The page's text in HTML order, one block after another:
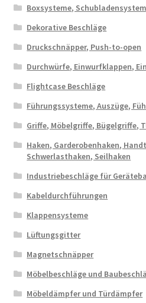
Boxsysteme,
Dekorative Beschläge
Druckschnäpper, Push-to-open
Durchwürfe, Einwurfklappen,
Flightcase Beschläge
Führungssysteme, Auszüge,
Griffe, Möbelgriffe, Bügelgriffe,
Haken, Garderobenhaken,
Schwerlasthaken, Seilhaken
Industriebeschläge für
Kabeldurchführungen
Klappensysteme
Lüftungsgitter
Magnetschnäpper
Möbelbeschläge und
Möbeldämpfer und Türdämpfer